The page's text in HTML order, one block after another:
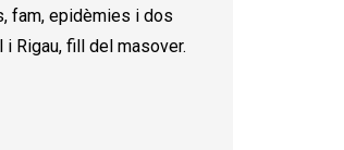
fam, epidèmies i dos
Rigau, fill del masover.